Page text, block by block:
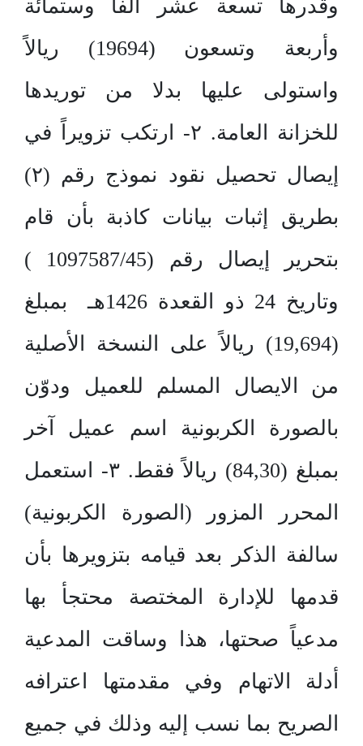
وقدرها تسعة عشر ألفا وستمائة
وأربعة وتسعون (19694) ريالاً
واستولى عليها بدلا من توريدها
للخزانة العامة. ۲- ارتكب تزويراً في
إيصال تحصيل نقود نموذج رقم (۲)
بطريق إثبات بيانات كاذبة بأن قام
بتحرير إيصال رقم (1097587/45 )
وتاريخ 24 ذو القعدة 1426هـ بمبلغ
(19,694) ريالاً على النسخة الأصلية
من الايصال المسلم للعميل ودوّن
بالصورة الكربونية اسم عميل آخر
بمبلغ (84,30) ريالاً فقط. ۳- استعمل
المحرر المزور (الصورة الكربونية)
سالفة الذكر بعد قيامه بتزويرها بأن
قدمها للإدارة المختصة محتجأ بها
مدعياً صحتها، هذا وساقت المدعية
أدلة الاتهام وفي مقدمتها اعترافه
الصريح بما نسب إليه وذلك في جميع